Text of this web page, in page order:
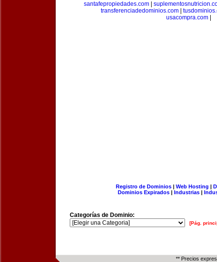
santafepropiedades.com|
transferenciadedominios.com|
usacompra.com|
Registro de Dominios| Web Hosting |
Dominios Expirados | Industrias |
Categorías de Dominio:
[Pág.
** Precios